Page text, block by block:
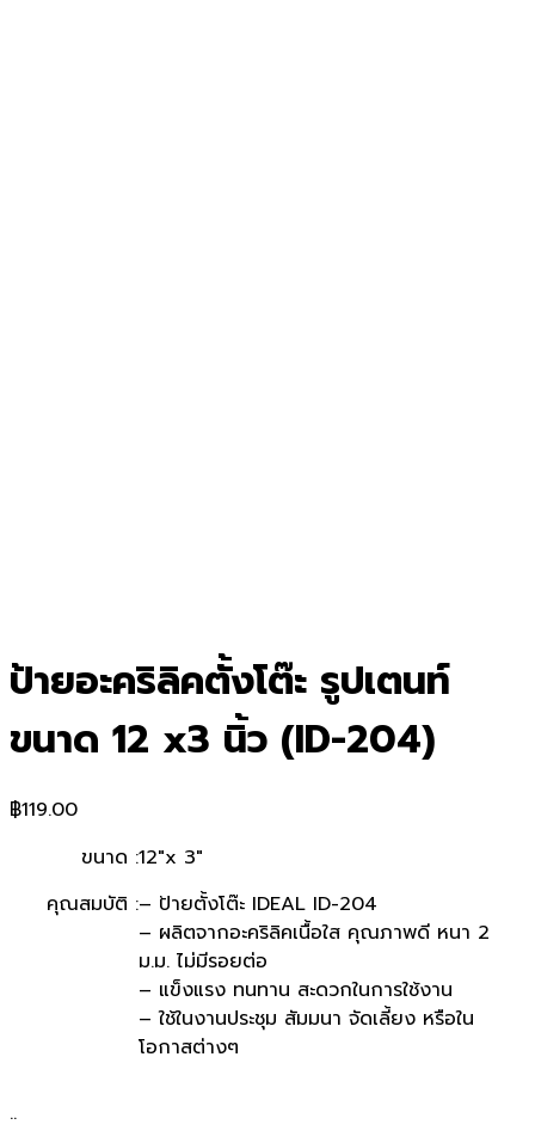
ป้ายอะคริลิคตั้งโต๊ะ รูปเตนท์
ขนาด 12 x3 นิ้ว (ID-204)
฿119.00
ขนาด :12″x 3″
คุณสมบัติ :– ป้ายตั้งโต๊ะ IDEAL ID-204
– ผลิตจากอะคริลิคเนื้อใส คุณภาพดี หนา 2
ม.ม. ไม่มีรอยต่อ
– แข็งแรง ทนทาน สะดวกในการใช้งาน
– ใช้ในงานประชุม สัมมนา จัดเลี้ยง หรือใน
โอกาสต่างๆ
..